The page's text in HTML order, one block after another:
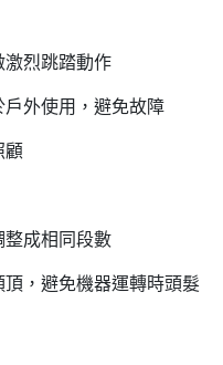
激烈跳踏動作
外使用，避免故障
顧
整成相同段數
，避免機器運轉時頭髮